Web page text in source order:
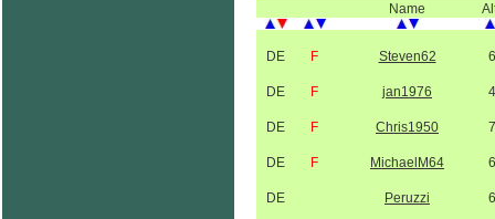
Name
DE F Steven62
DE F jan1976
DE F Chris1950
DE F MichaelM64
DE Peruzzi